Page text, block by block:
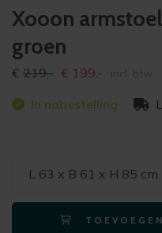
Xooon
groen
€ 219,- Oorspronkelijke
was:
€ 199,-
is:
In nabestelling
L 63 x B 61 x H 85 cm